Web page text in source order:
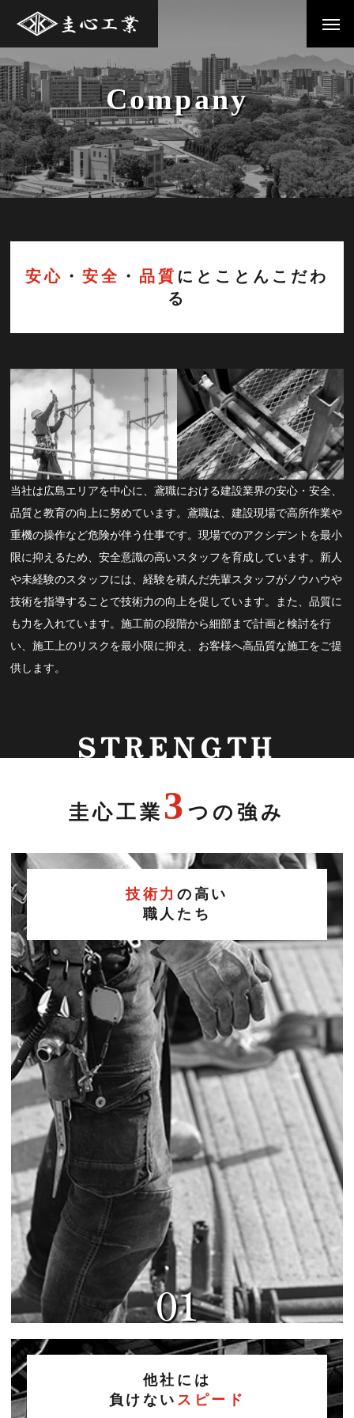
Company
安心 ・ 安全 ・ 品質 にとことんこだわ
る
当社は広島エリアを中心に、鳶職における建設業界の安心・安全、
品質と教育の向上に努めています。鳶職は、建設現場で高所作業や
重機の操作など危険が伴う仕事です。現場でのアクシデントを最小
限に抑えるため、安全意識の高いスタッフを育成しています。新人
や未経験のスタッフには、経験を積んだ先輩スタッフがノウハウや
技術を指導することで技術力の向上を促しています。また、品質に
も力を入れています。施工前の段階から細部まで計画と検討を行
い、施工上のリスクを最小限に抑え、お客様へ高品質な施工をご提
供します。
圭心工業 3 つの強み
技術力 の高い
職人たち
01
他社には
負けない スピード